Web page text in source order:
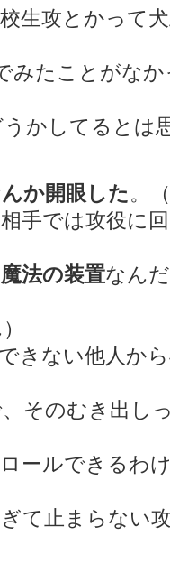
生攻とかって
たことがなか
かしてるとは
か開眼した。
手では攻役に
魔法の装置なん
きない他人か
そのむき出し
ールできるわ
て止まらない